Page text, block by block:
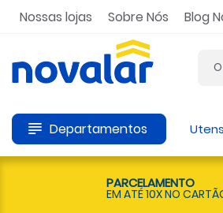
Nossas lojas Sobre Nós Blog
Departamentos
PARCELAMENTO
EM ATÉ 10X NO